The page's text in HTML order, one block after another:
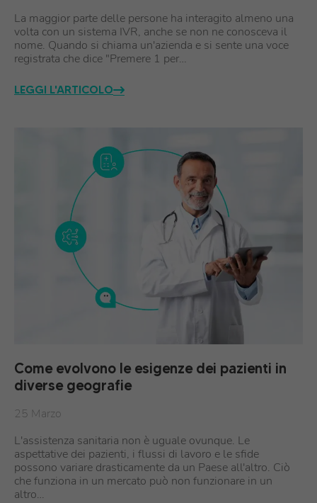
La maggior parte delle persone ha interagito almeno una
volta con un sistema IVR, anche se non ne conosceva il
nome. Quando si chiama un'azienda e si sente una voce
registrata che dice "Premere 1 per…
LEGGI L'ARTICOLO
Come evolvono le esigenze dei pazienti in
diverse geografie
25 Marzo
L'assistenza sanitaria non è uguale ovunque. Le
aspettative dei pazienti, i flussi di lavoro e le sfide
possono variare drasticamente da un Paese all'altro. Ciò
che funziona in un mercato può non funzionare in un
altro…